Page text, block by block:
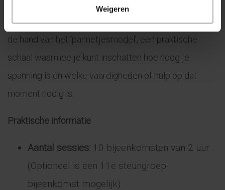
Weigeren
je toe naar een persoonlijk emotiehanteringsplan aan
de hand van het ‘pannetjesmodel’, een praktische
schaal waarmee je kunt inschatten hoe hoog je
spanning is en welke vaardigheden of hulp op dat
moment nodig is.
Praktische informatie
Aantal sessies: 10 bijeenkomsten van 2 uur
(Optioneel is een 11e steungroep-
bijeenkomst mogelijk)